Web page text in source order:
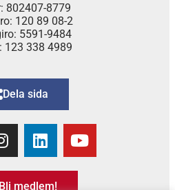
802407-8779
120 89 08-2
5591-9484
123 338 4989
Dela sida
medlem!